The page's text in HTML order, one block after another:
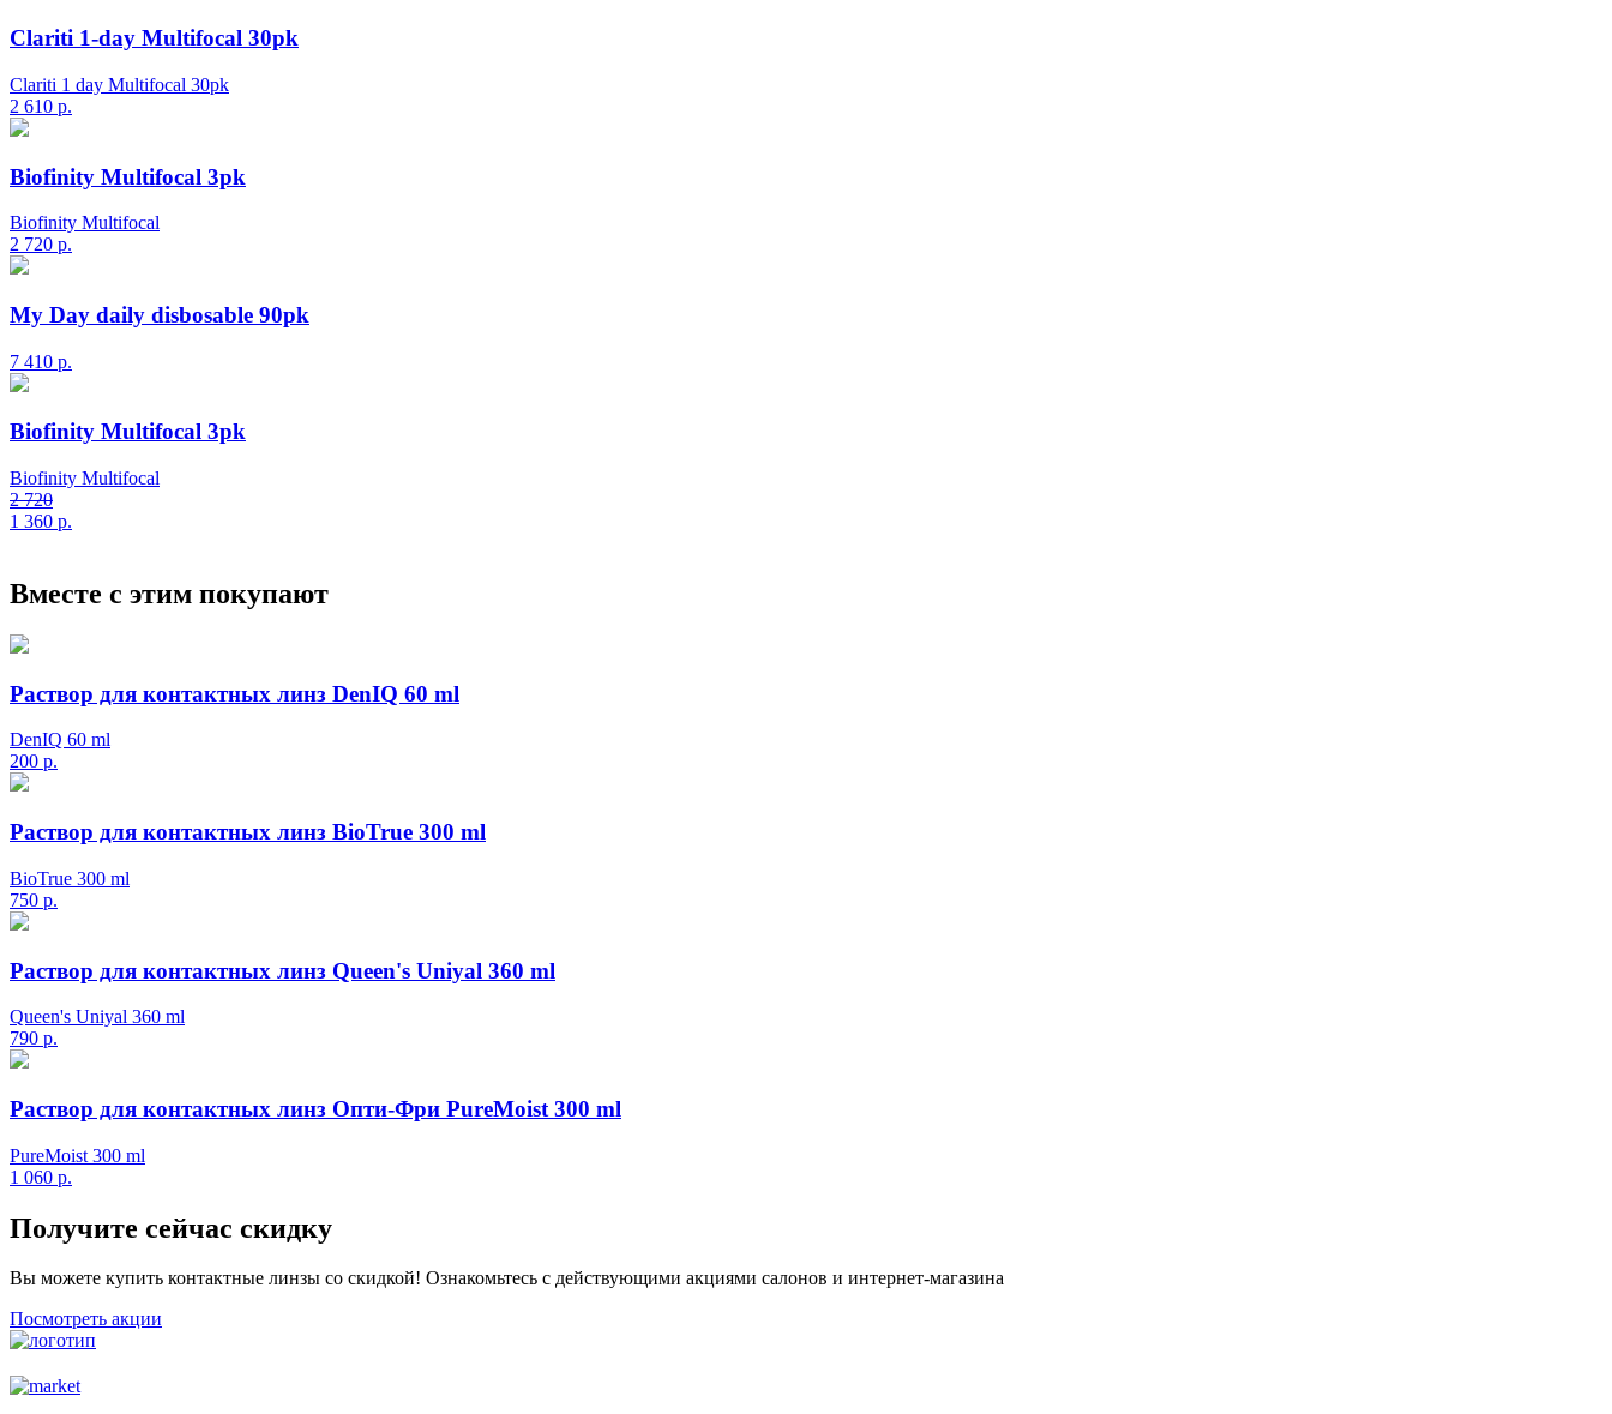
Clariti 1-day Multifocal 30pk
Clariti 1 day Multifocal 30pk
2 610 р.
Biofinity Multifocal 3pk
Biofinity Multifocal
2 720 р.
My Day daily disbosable 90pk
7 410 р.
Biofinity Multifocal 3pk
Biofinity Multifocal
2 720
1 360 р.
Вместе с этим покупают
Раствор для контактных линз DenIQ 60 ml
DenIQ 60 ml
200 р.
Раствор для контактных линз BioTrue 300 ml
BioTrue 300 ml
750 р.
Раствор для контактных линз Queen's Uniyal 360 ml
Queen's Uniyal 360 ml
790 р.
Раствор для контактных линз Опти-Фри PureMoist 300 ml
PureMoist 300 ml
1 060 р.
Получите сейчас скидку
Вы можете купить контактные линзы со скидкой! Ознакомьтесь с действующими акциями салонов и интернет-магазина
Посмотреть акции